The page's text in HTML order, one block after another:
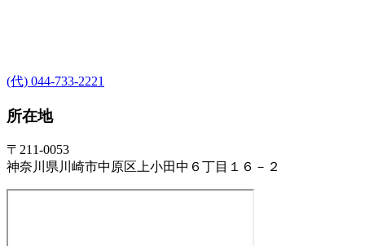
(代) 044-733-2221
所在地
〒211-0053
神奈川県川崎市中原区上小田中６丁目１６－２